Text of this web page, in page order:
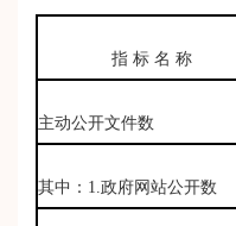
指 标 名 称
主动公开文件数
其中：1.政府网站公开数